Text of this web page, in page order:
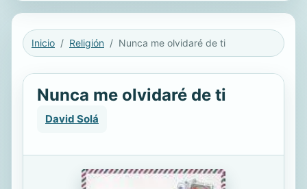
Inicio Religión Nunca me olvidaré de ti
Nunca me olvidaré de ti
David Solá